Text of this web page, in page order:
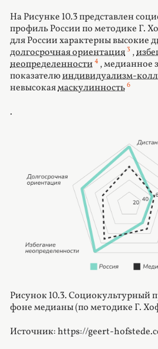
На Рисунке 10.3 представлен
профиль России по методике Г.
для России характерны высокие
долгосрочная ориентация3 ,
неопределенности 4 , медианное
показателюиндивидуализм-
невысокаямаскулинность6
.
Рисунок 10.3. Социокультурный
фоне медианы (по методике Г.
Источник: https://geert-